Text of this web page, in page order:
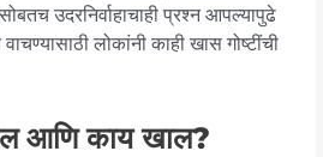
उदरनिर्वाहाचाही प्रश्न आपल्यापुढे
लोकांनी काही खास गोष्टींची
आणि काय खाल?